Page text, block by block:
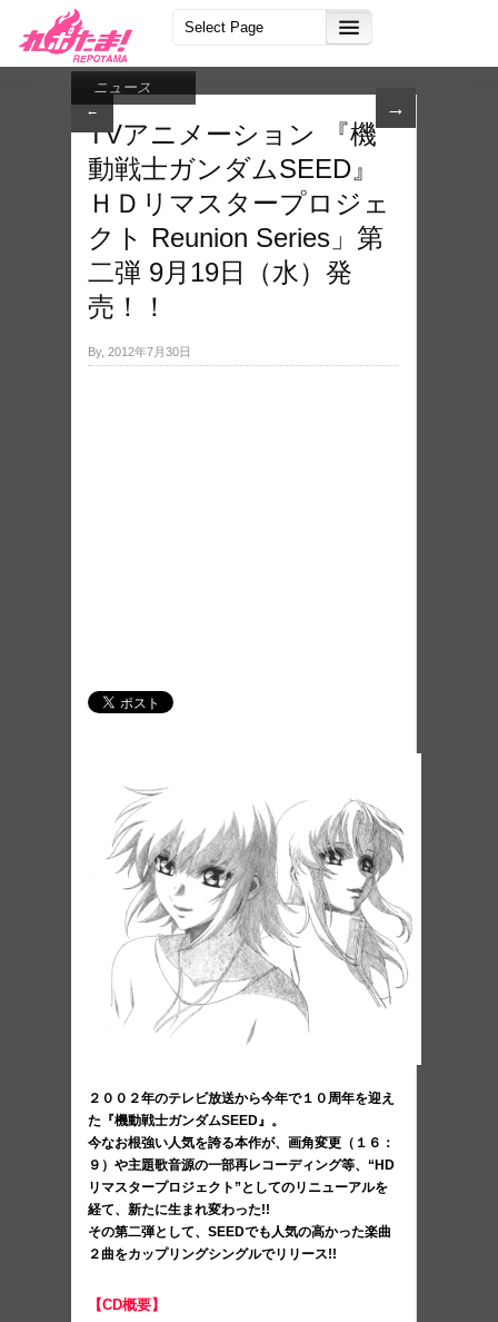
← →
ニュース
TVアニメーション 『機
動戦士ガンダムSEED』
ＨＤリマスタープロジェ
クト Reunion Series」第
二弾 9月19日（水）発
売！！
By, 2012年7月30日
２００２年のテレビ放送から今年で１０周年を迎え
た『機動戦士ガンダムSEED』。
今なお根強い人気を誇る本作が、画角変更（１６：
９）や主題歌音源の一部再レコーディング等、“HD
リマスタープロジェクト”としてのリニューアルを
経て、新たに生まれ変わった!!
その第二弾として、SEEDでも人気の高かった楽曲
２曲をカップリングシングルでリリース!!
【CD概要】